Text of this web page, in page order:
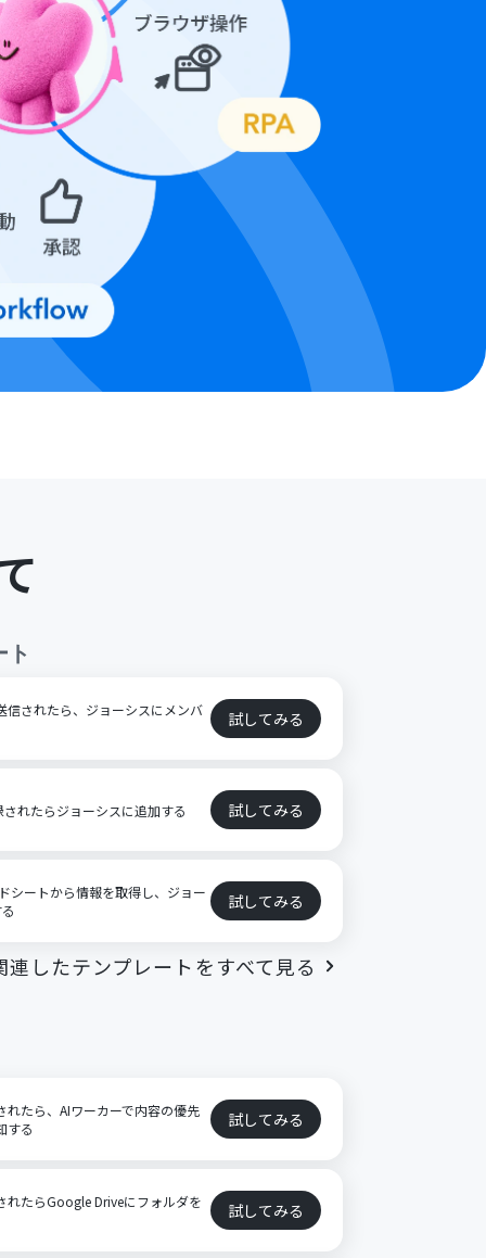
ト
されたら、ジョーシスにメンバ
試してみる
れたらジョーシスに追加する 試してみる
シートから情報を取得し、ジョー
試してみる
連したテンプレートをすべて見る
たら、AIワーカーで内容の優先
する
試してみる
たらGoogle Driveにフォルダを
試してみる